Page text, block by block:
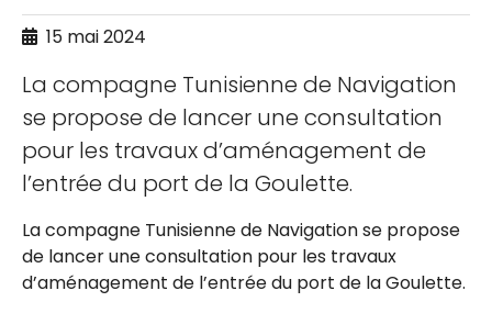
15 mai 2024
La compagne Tunisienne de Navigation
se propose de lancer une consultation
pour les travaux d’aménagement de
l’entrée du port de la Goulette.
La compagne Tunisienne de Navigation se propose
de lancer une consultation pour les travaux
d’aménagement de l’entrée du port de la Goulette.